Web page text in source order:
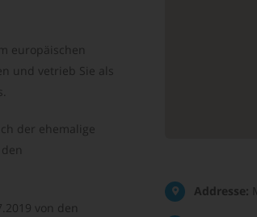
europäischen
und vetrieb Sie als
der ehemalige
von den
Addresse: